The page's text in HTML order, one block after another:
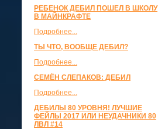
РЕБЕНОК ДЕБИЛ ПОШЕЛ В ШКОЛУ
В МАЙНКРАФТЕ
Подробнее...
ТЫ ЧТО, ВООБЩЕ ДЕБИЛ?
Подробнее...
СЕМЁН СЛЕПАКОВ: ДЕБИЛ
Подробнее...
ДЕБИЛЫ 80 УРОВНЯ! ЛУЧШИЕ
ФЕЙЛЫ 2017 ИЛИ НЕУДАЧНИКИ 80
ЛВЛ #14